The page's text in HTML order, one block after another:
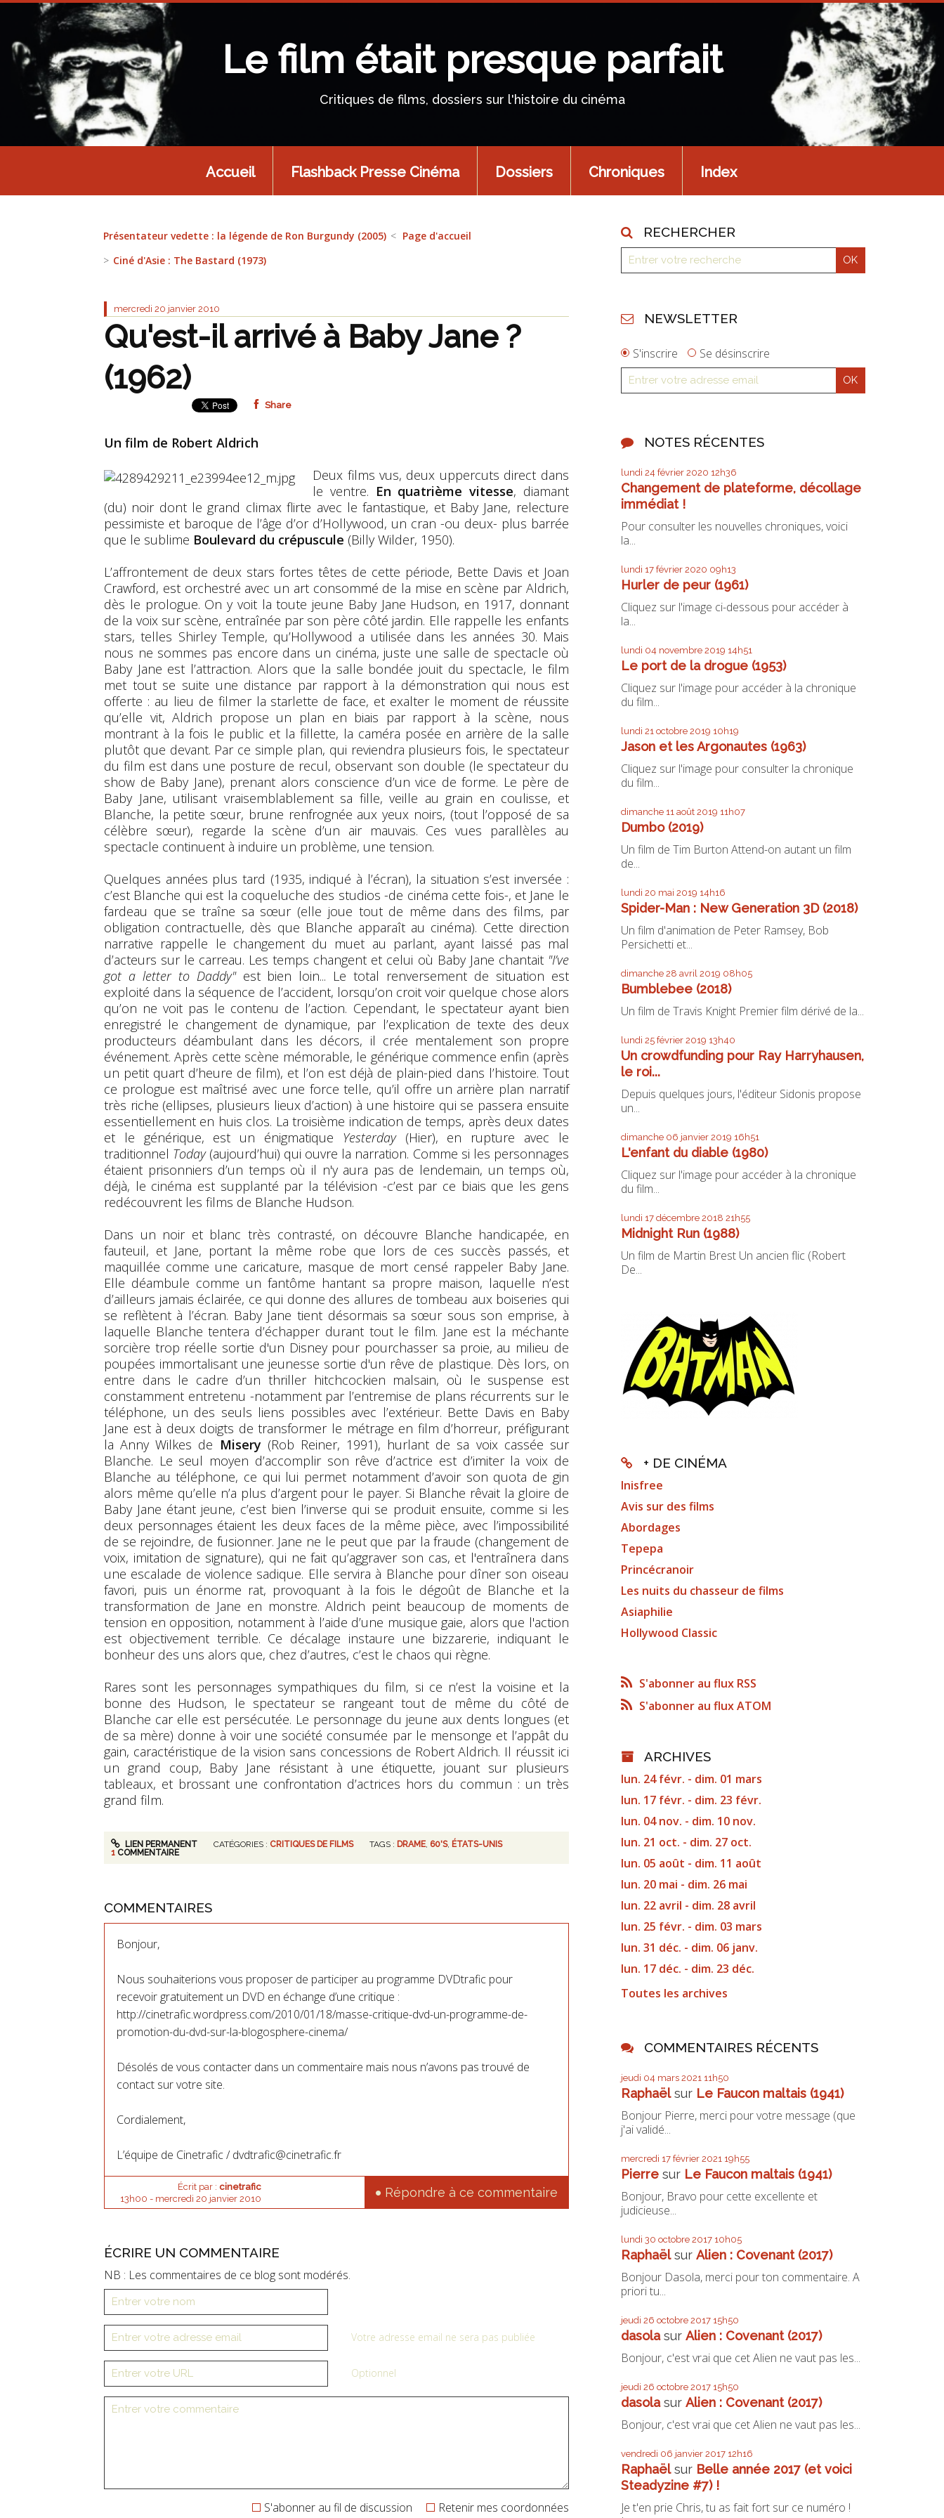
Le film était presque parfait
Critiques de films, dossiers sur l'histoire du cinéma
Accueil Flashback Presse Cinéma Dossiers Chroniques Index
Présentateur vedette : la légende de Ron Burgundy (2005)
Page d'accueil
Ciné d'Asie : The Bastard (1973)
mercredi 20 janvier 2010
Qu'est-il arrivé à Baby Jane ?
(1962)
Share
Un film de Robert Aldrich
Deux films vus, deux uppercuts direct dans
le ventre. En quatrième vitesse, diamant
(du) noir dont le grand climax flirte avec le fantastique, et Baby Jane, relecture
pessimiste et baroque de l’âge d’or d’Hollywood, un cran -ou deux- plus barrée
que le sublime Boulevard du crépuscule (Billy Wilder, 1950).
L’affrontement de deux stars fortes têtes de cette période, Bette Davis et Joan
Crawford, est orchestré avec un art consommé de la mise en scène par Aldrich,
dès le prologue. On y voit la toute jeune Baby Jane Hudson, en 1917, donnant
de la voix sur scène, entraînée par son père côté jardin. Elle rappelle les enfants
stars, telles Shirley Temple, qu’Hollywood a utilisée dans les années 30. Mais
nous ne sommes pas encore dans un cinéma, juste une salle de spectacle où
Baby Jane est l’attraction. Alors que la salle bondée jouit du spectacle, le film
met tout se suite une distance par rapport à la démonstration qui nous est
offerte : au lieu de filmer la starlette de face, et exalter le moment de réussite
qu’elle vit, Aldrich propose un plan en biais par rapport à la scène, nous
montrant à la fois le public et la fillette, la caméra posée en arrière de la salle
plutôt que devant. Par ce simple plan, qui reviendra plusieurs fois, le spectateur
du film est dans une posture de recul, observant son double (le spectateur du
show de Baby Jane), prenant alors conscience d’un vice de forme. Le père de
Baby Jane, utilisant vraisemblablement sa fille, veille au grain en coulisse, et
Blanche, la petite sœur, brune renfrognée aux yeux noirs, (tout l’opposé de sa
célèbre sœur), regarde la scène d’un air mauvais. Ces vues parallèles au
spectacle continuent à induire un problème, une tension.
Quelques années plus tard (1935, indiqué à l’écran), la situation s’est inversée :
c’est Blanche qui est la coqueluche des studios -de cinéma cette fois-, et Jane le
fardeau que se traîne sa sœur (elle joue tout de même dans des films, par
obligation contractuelle, dès que Blanche apparaît au cinéma). Cette direction
narrative rappelle le changement du muet au parlant, ayant laissé pas mal
d’acteurs sur le carreau. Les temps changent et celui où Baby Jane chantait "I’ve
got a letter to Daddy"est bien loin... Le total renversement de situation est
exploité dans la séquence de l’accident, lorsqu’on croit voir quelque chose alors
qu’on ne voit pas le contenu de l’action. Cependant, le spectateur ayant bien
enregistré le changement de dynamique, par l’explication de texte des deux
producteurs déambulant dans les décors, il crée mentalement son propre
événement. Après cette scène mémorable, le générique commence enfin (après
un petit quart d’heure de film), et l’on est déjà de plain-pied dans l’histoire. Tout
ce prologue est maîtrisé avec une force telle, qu’il offre un arrière plan narratif
très riche (ellipses, plusieurs lieux d’action) à une histoire qui se passera ensuite
essentiellement en huis clos. La troisième indication de temps, après deux dates
et le générique, est un énigmatique Yesterday(Hier), en rupture avec le
traditionnel Today(aujourd’hui) qui ouvre la narration. Comme si les personnages
étaient prisonniers d’un temps où il n'y aura pas de lendemain, un temps où,
déjà, le cinéma est supplanté par la télévision -c’est par ce biais que les gens
redécouvrent les films de Blanche Hudson.
Dans un noir et blanc très contrasté, on découvre Blanche handicapée, en
fauteuil, et Jane, portant la même robe que lors de ces succès passés, et
maquillée comme une caricature, masque de mort censé rappeler Baby Jane.
Elle déambule comme un fantôme hantant sa propre maison, laquelle n’est
d’ailleurs jamais éclairée, ce qui donne des allures de tombeau aux boiseries qui
se reflètent à l’écran. Baby Jane tient désormais sa sœur sous son emprise, à
laquelle Blanche tentera d’échapper durant tout le film. Jane est la méchante
sorcière trop réelle sortie d'un Disney pour pourchasser sa proie, au milieu de
poupées immortalisant une jeunesse sortie d'un rêve de plastique. Dès lors, on
entre dans le cadre d’un thriller hitchcockien malsain, où le suspense est
constamment entretenu -notamment par l’entremise de plans récurrents sur le
téléphone, un des seuls liens possibles avec l’extérieur. Bette Davis en Baby
Jane est à deux doigts de transformer le métrage en film d’horreur, préfigurant
la Anny Wilkes de Misery (Rob Reiner, 1991), hurlant de sa voix cassée sur
Blanche. Le seul moyen d’accomplir son rêve d’actrice est d’imiter la voix de
Blanche au téléphone, ce qui lui permet notamment d’avoir son quota de gin
alors même qu’elle n’a plus d’argent pour le payer. Si Blanche rêvait la gloire de
Baby Jane étant jeune, c’est bien l’inverse qui se produit ensuite, comme si les
deux personnages étaient les deux faces de la même pièce, avec l’impossibilité
de se rejoindre, de fusionner. Jane ne le peut que par la fraude (changement de
voix, imitation de signature), qui ne fait qu’aggraver son cas, et l'entraînera dans
une escalade de violence sadique. Elle servira à Blanche pour dîner son oiseau
favori, puis un énorme rat, provoquant à la fois le dégoût de Blanche et la
transformation de Jane en monstre. Aldrich peint beaucoup de moments de
tension en opposition, notamment à l’aide d’une musique gaie, alors que l'action
est objectivement terrible. Ce décalage instaure une bizzarerie, indiquant le
bonheur des uns alors que, chez d’autres, c’est le chaos qui règne.
Rares sont les personnages sympathiques du film, si ce n’est la voisine et la
bonne des Hudson, le spectateur se rangeant tout de même du côté de
Blanche car elle est persécutée. Le personnage du jeune aux dents longues (et
de sa mère) donne à voir une société consumée par le mensonge et l’appât du
gain, caractéristique de la vision sans concessions de Robert Aldrich. Il réussit ici
un grand coup, Baby Jane résistant à une étiquette, jouant sur plusieurs
tableaux, et brossant une confrontation d’actrices hors du commun : un très
grand film.
LIEN PERMANENT CATÉGORIES : CRITIQUES DE FILMS TAGS : DRAME 60'S, ÉTATS-UNIS
1 COMMENTAIRE
COMMENTAIRES
Bonjour,
Nous souhaiterions vous proposer de participer au programme DVDtrafic pour
recevoir gratuitement un DVD en échange d’une critique :
http://cinetrafic.wordpress.com/2010/01/18/masse-critique-dvd-un-programme-de-
promotion-du-dvd-sur-la-blogosphere-cinema/
Désolés de vous contacter dans un commentaire mais nous n’avons pas trouvé de
contact sur votre site.
Cordialement,
L’équipe de Cinetrafic / dvdtrafic@cinetrafic.fr
Écrit par : cinetrafic
13h00 - mercredi 20 janvier 2010 Répondre à ce commentaire
ÉCRIRE UN COMMENTAIRE
NB : Les commentaires de ce blog sont modérés.
Votre adresse email ne sera pas publiée
Optionnel
Retenir mes coordonnées
S'abonner au fil de discussion
RECHERCHER
NEWSLETTER
S'inscrire Se désinscrire
NOTES RÉCENTES
lundi 24 février 2020 12h36
Changement de plateforme, décollage
immédiat !
Pour consulter les nouvelles chroniques, voici
la...
lundi 17 février 2020 09h13
Hurler de peur (1961)
Cliquez sur l'image ci-dessous pour accéder à
la...
lundi 04 novembre 2019 14h51
Le port de la drogue (1953)
Cliquez sur l'image pour accéder à la chronique
du film...
lundi 21 octobre 2019 10h19
Jason et les Argonautes (1963)
Cliquez sur l'image pour consulter la chronique
du film...
dimanche 11 août 2019 11h07
Dumbo (2019)
Un film de Tim Burton Attend-on autant un film
de...
lundi 20 mai 2019 14h16
Spider-Man : New Generation 3D (2018)
Un film d'animation de Peter Ramsey, Bob
Persichetti et...
dimanche 28 avril 2019 08h05
Bumblebee (2018)
Un film de Travis Knight Premier film dérivé de la...
lundi 25 février 2019 13h40
Un crowdfunding pour Ray Harryhausen,
le roi...
Depuis quelques jours, l'éditeur Sidonis propose
un...
dimanche 06 janvier 2019 16h51
L'enfant du diable (1980)
Cliquez sur l'image pour accéder à la chronique
du film...
lundi 17 décembre 2018 21h55
Midnight Run (1988)
Un film de Martin Brest Un ancien flic (Robert
De...
+ DE CINÉMA
Inisfree
Avis sur des films
Abordages
Tepepa
Princécranoir
Les nuits du chasseur de films
Asiaphilie
Hollywood Classic
S'abonner au flux RSS
S'abonner au flux ATOM
ARCHIVES
lun. 24 févr. - dim. 01 mars
lun. 17 févr. - dim. 23 févr.
lun. 04 nov. - dim. 10 nov.
lun. 21 oct. - dim. 27 oct.
lun. 05 août - dim. 11 août
lun. 20 mai - dim. 26 mai
lun. 22 avril - dim. 28 avril
lun. 25 févr. - dim. 03 mars
lun. 31 déc. - dim. 06 janv.
lun. 17 déc. - dim. 23 déc.
Toutes les archives
COMMENTAIRES RÉCENTS
jeudi 04 mars 2021 11h50
Raphaëlsur Le Faucon maltais (1941)
Bonjour Pierre, merci pour votre message (que
j'ai validé...
mercredi 17 février 2021 19h55
Pierre sur Le Faucon maltais (1941)
Bonjour, Bravo pour cette excellente et
judicieuse...
lundi 30 octobre 2017 10h05
RaphaëlsurAlien : Covenant (2017)
Bonjour Dasola, merci pour ton commentaire. A
priori tu...
jeudi 26 octobre 2017 15h50
dasolasurAlien : Covenant (2017)
Bonjour, c'est vrai que cet Alien ne vaut pas les...
jeudi 26 octobre 2017 15h50
dasolasurAlien : Covenant (2017)
Bonjour, c'est vrai que cet Alien ne vaut pas les...
vendredi 06 janvier 2017 12h16
Raphaëlsur Belle année 2017 (et voici
Steadyzine #7) !
Je t'en prie Chris, tu as fait fort sur ce numéro !